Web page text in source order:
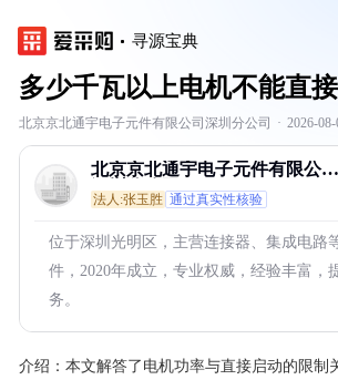
寻源宝典
多少千瓦以上电机不能直
北京京北通宇电子元件有限公司深圳分公司 · 2026-
北京京北通宇电子元件有限公司
深圳分公司
法人:张玉胜 通过真实性核验
位于深圳光明区，主营连接器、集成电路
件，2020年成立，专业权威，经验丰富，
务。
介绍： 本文解答了电机功率与直接启动的限制